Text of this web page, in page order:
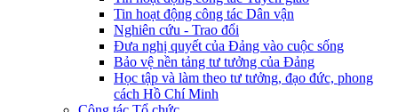
Tin hoạt động công tác Dân vận
Nghiên cứu - Trao đổi
Đưa nghị quyết của Đảng vào cuộc sống
Bảo vệ nền tảng tư tưởng của Đảng
Học tập và làm theo tư tưởng, đạo đức, phong
cách Hồ Chí Minh